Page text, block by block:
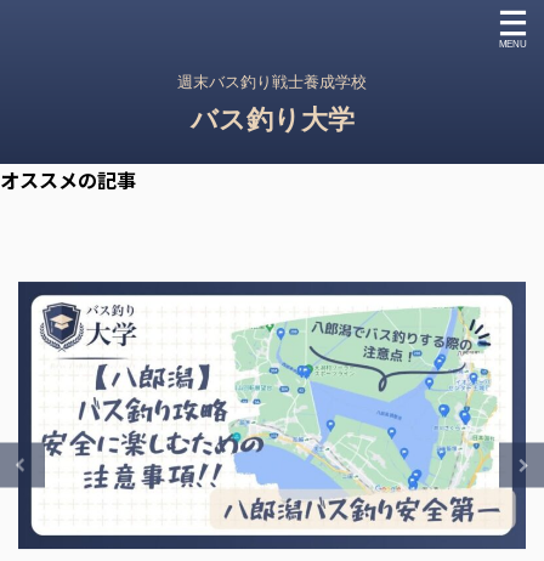
週末バス釣り戦士養成学校
バス釣り大学
オススメの記事